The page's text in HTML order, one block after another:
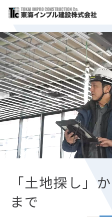
「土地探し」
まで